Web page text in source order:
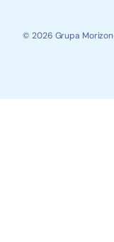
© 2026 Grupa